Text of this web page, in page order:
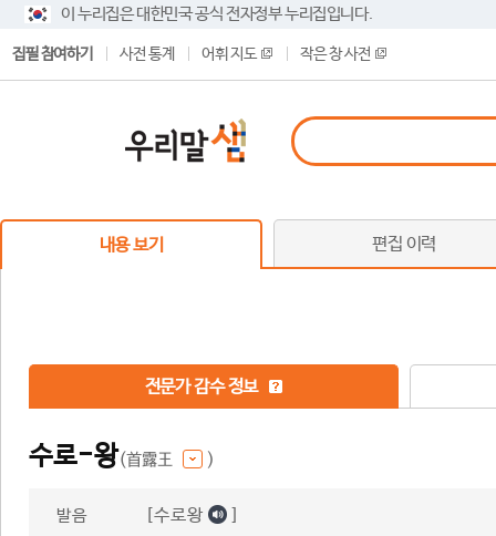
이 누리집은 대한민국 공식 전자정부 누리집입니다.
집필 참여하기 사전 통계 어휘 지도 작은 창 사전
내용 보기 편집 이력
전문가 감수 정보
수로-왕(首露王 )
발음 [수로왕 ]